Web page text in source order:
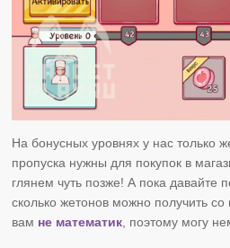
На бонусных уровнях у нас только
пропуска нужны для покупок в
глянем чуть позже! А пока давайте
сколько жетонов можно получить
вам не математик , поэтому могу